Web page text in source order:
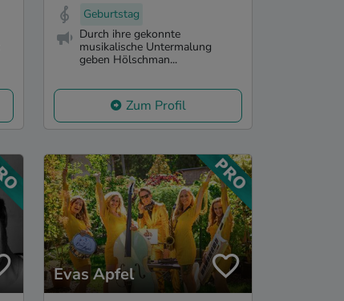
Geburtstag
Durch ihre gekonnte
musikalische Untermalung
geben Hölschman...
Zum Profil
Evas Apfel